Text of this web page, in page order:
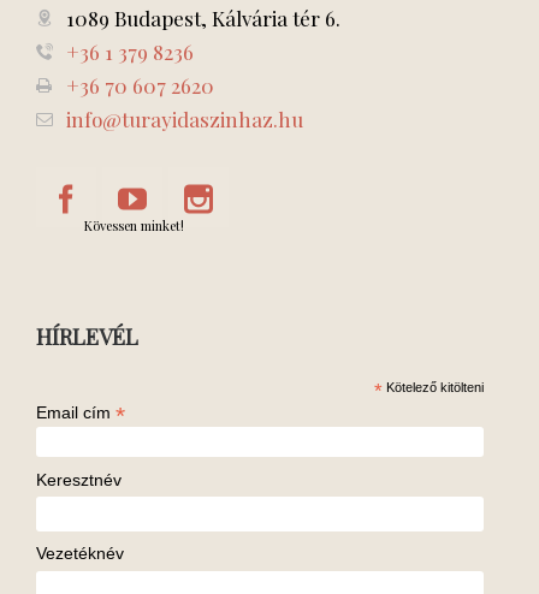
1089 Budapest, Kálvária tér 6.
+36 1 379 8236
+36 70 607 2620
info@turayidaszinhaz.hu
Kövessen minket!
HÍRLEVÉL
* Kötelező kitölteni
Email cím *
Keresztnév
Vezetéknév